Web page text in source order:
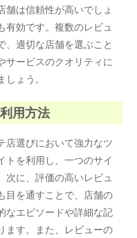
は信頼性が高いでしょ
有効です。複数のレビュ
、適切な店舗を選ぶこと
サービスのクオリティに
ょう。
用方法
店選びにおいて強力なツ
トを利用し、一つのサイ
次に、評価の高いレビュ
目を通すことで、店舗の
なエピソードや詳細な記
ます。また、レビューの